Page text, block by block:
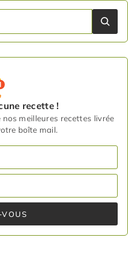
recette !
meilleures recettes livrée
boîte mail.